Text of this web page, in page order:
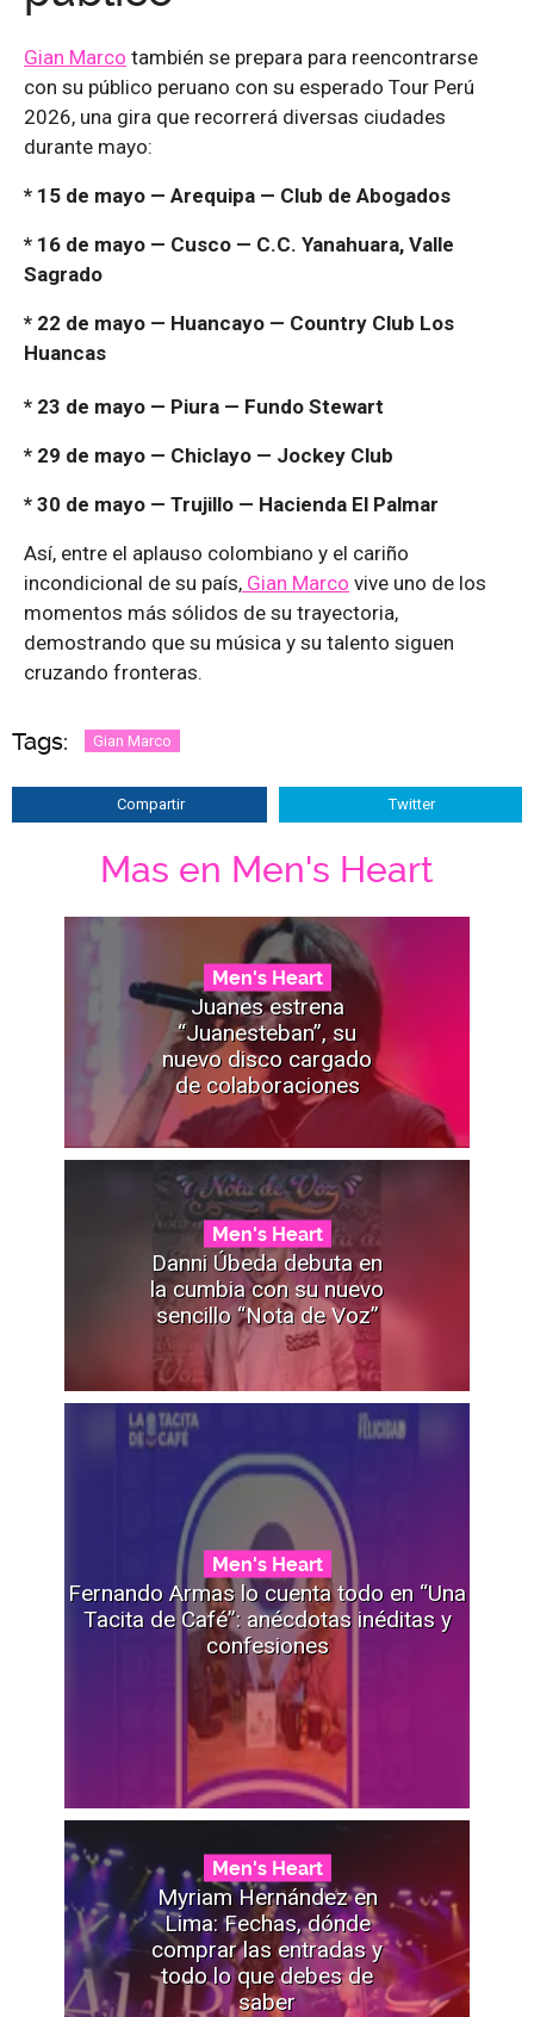
Gian Marco también se prepara para reencontrarse
con su público peruano con su esperado Tour Perú
2026, una gira que recorrerá diversas ciudades
durante mayo:
* 15 de mayo — Arequipa — Club de Abogados
* 16 de mayo — Cusco — C.C. Yanahuara, Valle
Sagrado
* 22 de mayo — Huancayo — Country Club Los
Huancas
* 23 de mayo — Piura — Fundo Stewart
* 29 de mayo — Chiclayo — Jockey Club
* 30 de mayo — Trujillo — Hacienda El Palmar
Así, entre el aplauso colombiano y el cariño
incondicional de su país, Gian Marco vive uno de los
momentos más sólidos de su trayectoria,
demostrando que su música y su talento siguen
cruzando fronteras.
Tags: Gian Marco
Compartir Twitter
Mas en Men's Heart
Men's Heart
Juanes estrena
“Juanesteban”, su
nuevo disco cargado
de colaboraciones
Men's Heart
Danni Úbeda debuta en
la cumbia con su nuevo
sencillo “Nota de Voz”
Men's Heart
Fernando Armas lo cuenta todo en “Una
Tacita de Café”: anécdotas inéditas y
confesiones
Men's Heart
Myriam Hernández en
Lima: Fechas, dónde
comprar las entradas y
todo lo que debes de
saber